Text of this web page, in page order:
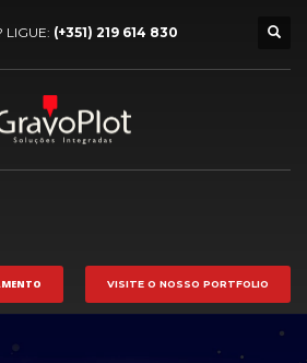
LIGUE: (+351) 219 614 830
VISITE O NOSSO PORTFOLIO